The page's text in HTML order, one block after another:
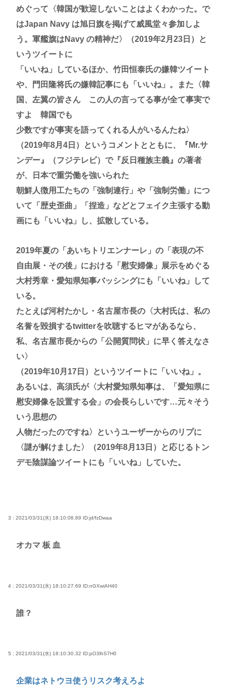
めぐって〈韓国が歓迎しないことはよくわかった。で
はJapan Navy は旭日旗を掲げて威風堂々参加しよ
う。軍艦旗はNavy の精神だ〉（2019年2月23日）と
いうツイートに
「いいね」しているほか、竹田恒泰氏の嫌韓ツイート
や、門田隆将氏の嫌韓記事にも「いいね」。また〈韓
国、左翼の皆さん この人の言ってる事が全て事実で
すよ 韓国でも
少数ですが事実を語ってくれる人がいるんたね〉
（2019年8月4日）というコメントとともに、『Mr.サ
ンデー』（フジテレビ）で『反日種族主義』の著者
が、日本で重労働を強いられた
朝鮮人徴用工たちの「強制連行」や「強制労働」につ
いて「歴史歪曲」「捏造」などとフェイク主張する動
画にも「いいね」し、拡散している。
2019年夏の「あいちトリエンナーレ」の「表現の不
自由展・その後」における「慰安婦像」展示をめぐる
大村秀章・愛知県知事バッシングにも「いいね」して
いる。
たとえば河村たかし・名古屋市長の〈大村氏は、私の
名誉を毀損するtwitterを吹聴するヒマがあるなら、
私、名古屋市長からの「公開質問状」に早く答えなさ
い〉
（2019年10月17日）というツイートに「いいね」。
あるいは、高須氏が〈大村愛知県知事は、「愛知県に
慰安婦像を設置する会」の会長らしいです…元々そう
いう思想の
人物だったのですね〉というユーザーからのリプに
〈謎が解けました〉（2019年8月13日）と応じるトン
デモ陰謀論ツイートにも「いいね」していた。
3 : 2021/03/31(水) 18:10:08.89 ID:jd/fzDwaa
オカマ 板 血
4 : 2021/03/31(水) 18:10:27.69 ID:nGXwiAH40
誰？
5 : 2021/03/31(水) 18:10:30.32 ID:pO3lhS7H0
企業はネトウヨ使うリスク考えろよ